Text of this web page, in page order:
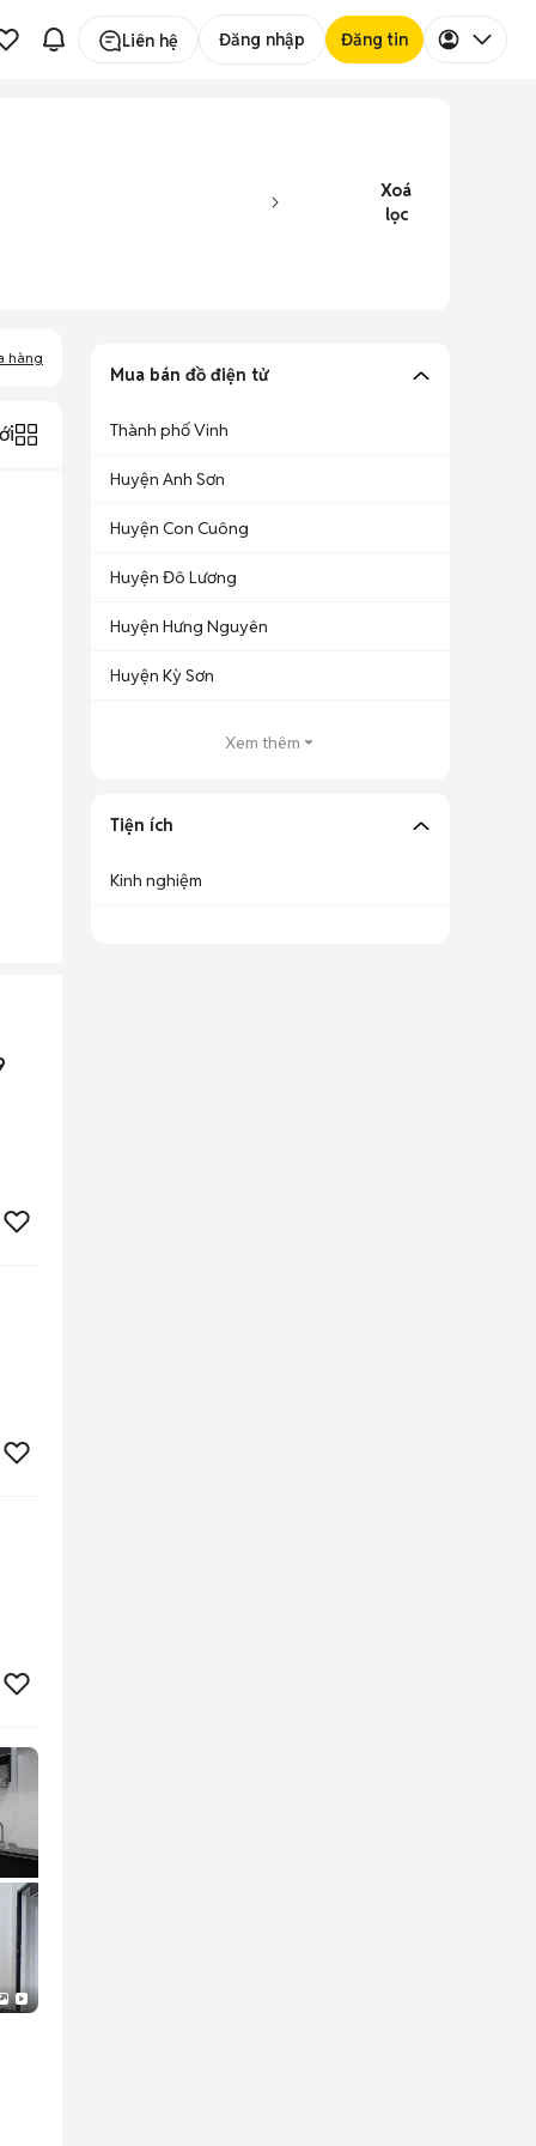
Liên hệ Đăng nhập Đăng tin
Xoá
lọc
hàng
Mua bán đồ điện tử
Thành phố Vinh
Huyện Anh Sơn
Huyện Con Cuông
Huyện Đô Lương
Huyện Hưng Nguyên
Huyện Kỳ Sơn
Xem thêm
Tiện ích
Kinh nghiệm